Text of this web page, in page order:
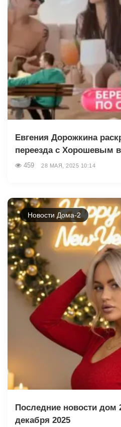
Евгения Дорожкина
переезда с Хорошевым
459 28 МАЯ, 2025 10:14
Новости Дома-2
Последние новости дом
декабря 2025